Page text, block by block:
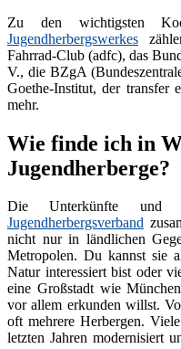
Zu den wichtigsten
Jugendherbergswerkes
Fahrrad-Club (adfc), das
V., die BZgA
Goethe-Institut, der transfer
mehr.
Wie finde ich in
Jugendherberge?
Die Unterkünfte und
Jugendherbergsverband
nicht nur in ländlichen
Metropolen. Du kannst sie
Natur interessiert bist oder
eine Großstadt wie
vor allem erkunden willst.
oft mehrere Herbergen.
letzten Jahren modernisiert